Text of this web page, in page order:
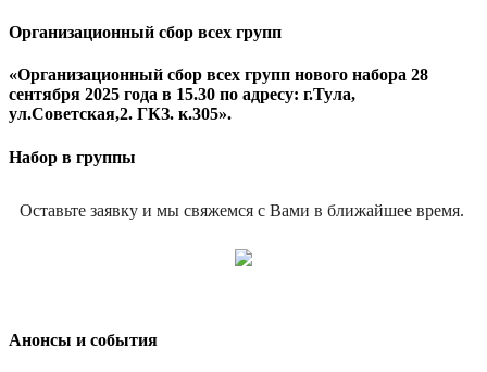
Организационный сбор всех групп
«Организационный сбор всех групп нового набора 28
сентября 2025 года в 15.30 по адресу: г.Тула,
ул.Советская,2. ГКЗ. к.305».
Набор в группы
Оставьте заявку и мы свяжемся с Вами в ближайшее время.
Анонсы и события